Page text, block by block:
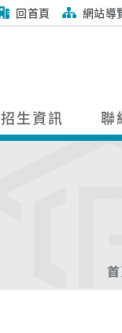
回首頁 網站導
招生資訊 聯